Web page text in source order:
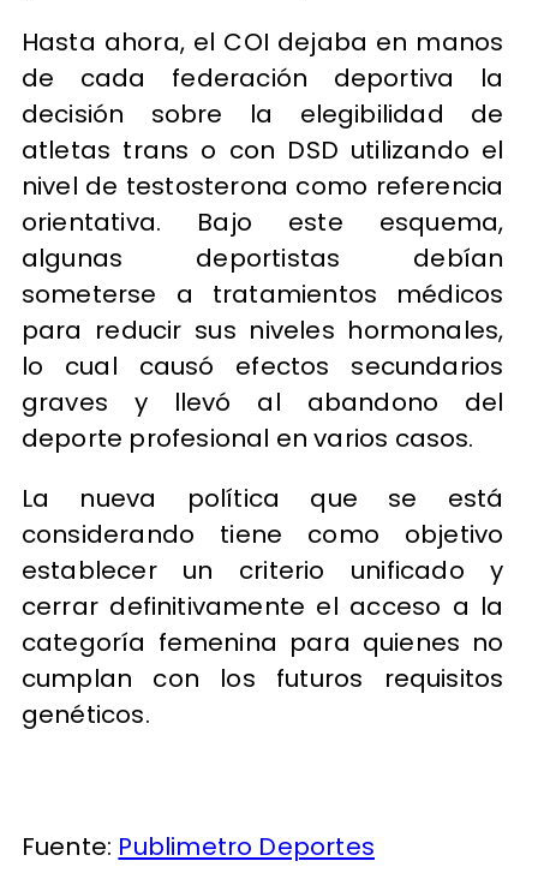
Hasta ahora, el COI dejaba en manos
de cada federación deportiva la
decisión sobre la elegibilidad de
atletas trans o con DSD utilizando el
nivel de testosterona como referencia
orientativa. Bajo este esquema,
algunas deportistas debían
someterse a tratamientos médicos
para reducir sus niveles hormonales,
lo cual causó efectos secundarios
graves y llevó al abandono del
deporte profesional en varios casos.
La nueva política que se está
considerando tiene como objetivo
establecer un criterio unificado y
cerrar definitivamente el acceso a la
categoría femenina para quienes no
cumplan con los futuros requisitos
genéticos.
Fuente: Publimetro Deportes